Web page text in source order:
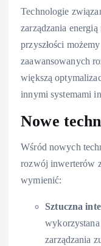
Technologie
zarządzania
przyszłości
zaawansowanych
większą
innymi systemami
Nowe
Wśród nowych
rozwój inwerterów
wymienić:
Sztuczna
zarządzania